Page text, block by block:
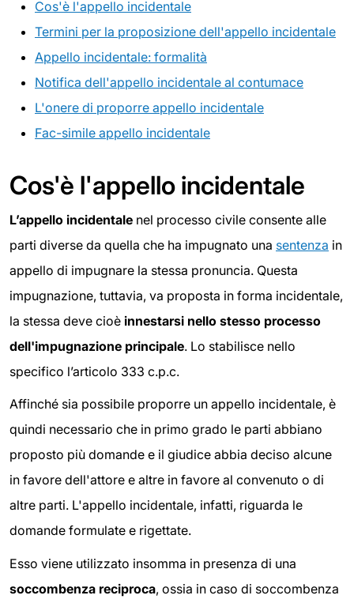
Cos'è l'appello incidentale
Termini per la proposizione dell'appello incidentale
Appello incidentale: formalità
Notifica dell'appello incidentale al contumace
L'onere di proporre appello incidentale
Fac-simile appello incidentale
Cos'è l'appello incidentale
L’appello incidentale nel processo civile consente alle
parti diverse da quella che ha impugnato una sentenza in
appello di impugnare la stessa pronuncia. Questa
impugnazione, tuttavia, va proposta in forma incidentale,
la stessa deve cioè innestarsi nello stesso processo
dell'impugnazione principale. Lo stabilisce nello
specifico l’articolo 333 c.p.c.
Affinché sia possibile proporre un appello incidentale, è
quindi necessario che in primo grado le parti abbiano
proposto più domande e il giudice abbia deciso alcune
in favore dell'attore e altre in favore al convenuto o di
altre parti. L'appello incidentale, infatti, riguarda le
domande formulate e rigettate.
Esso viene utilizzato insomma in presenza di una
soccombenza reciproca, ossia in caso di soccombenza